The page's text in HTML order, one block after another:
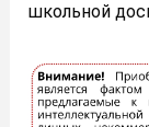
школьной